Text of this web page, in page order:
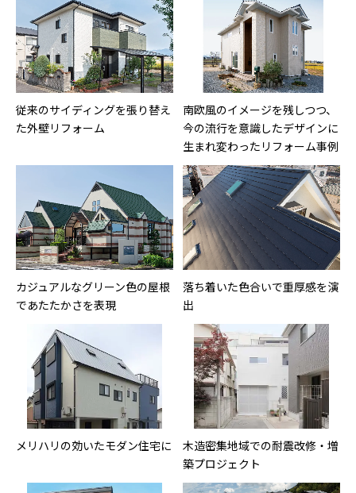
従来のサイディングを張り替え
た外壁リフォーム
南欧風のイメージを残しつつ、
今の流行を意識したデザインに
生まれ変わったリフォーム事例
カジュアルなグリーン色の屋根
であたたかさを表現
落ち着いた色合いで重厚感を演
出
メリハリの効いたモダン住宅に
木造密集地域での耐震改修・増
築プロジェクト